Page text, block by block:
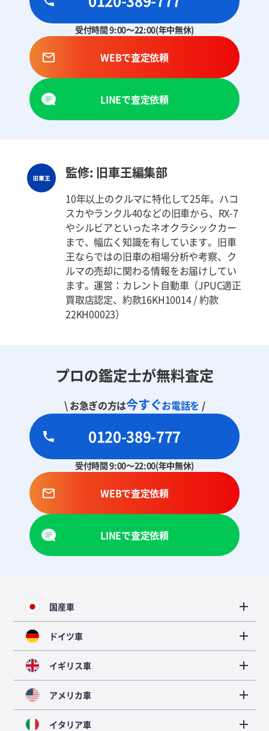
受付時間 9:00～22:00(年中無休)
WEBで査定依頼
LINEで査定依頼
監修: 旧車王編集部
10年以上のクルマに特化して25年。ハコ
スカやランクル40などの旧車から、RX-7
やシルビアといったネオクラシックカー
まで、幅広く知識を有しています。旧車
王ならではの旧車の相場分析や考察、ク
ルマの売却に関わる情報をお届けしてい
ます。運営：カレント自動車（JPUC適正
買取店認定、約款16KH10014 / 約款
22KH00023）
プロの鑑定士が無料査定
\ お急ぎの方は今すぐお電話を /
0120-389-777
受付時間 9:00～22:00(年中無休)
WEBで査定依頼
LINEで査定依頼
国産車
ドイツ車
イギリス車
アメリカ車
イタリア車